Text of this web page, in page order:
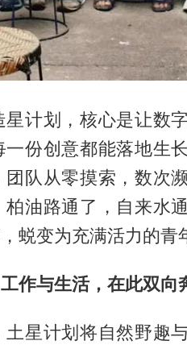
计划，核心是让数
份创意都能落地生
队从零摸索，数次
油路通了，自来水
蜕变为充满活力的青
作与生活，在此双向
星计划将自然野趣